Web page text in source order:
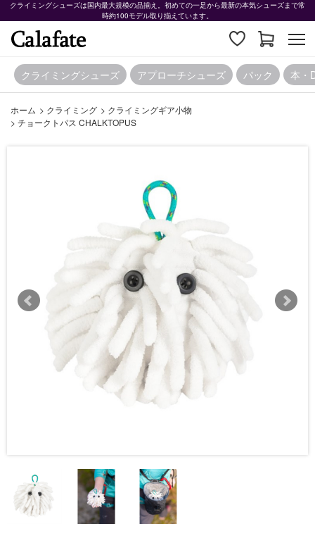
クライミングシューズは国内最大規模の品揃え。初めての一足から最新の本気シューズまで常
時約100モデル取り揃えています。
クライミングシューズ アプローチシューズ パック 本・
ホーム > クライミング > クライミングギア小物
> チョークトパス CHALKTOPUS